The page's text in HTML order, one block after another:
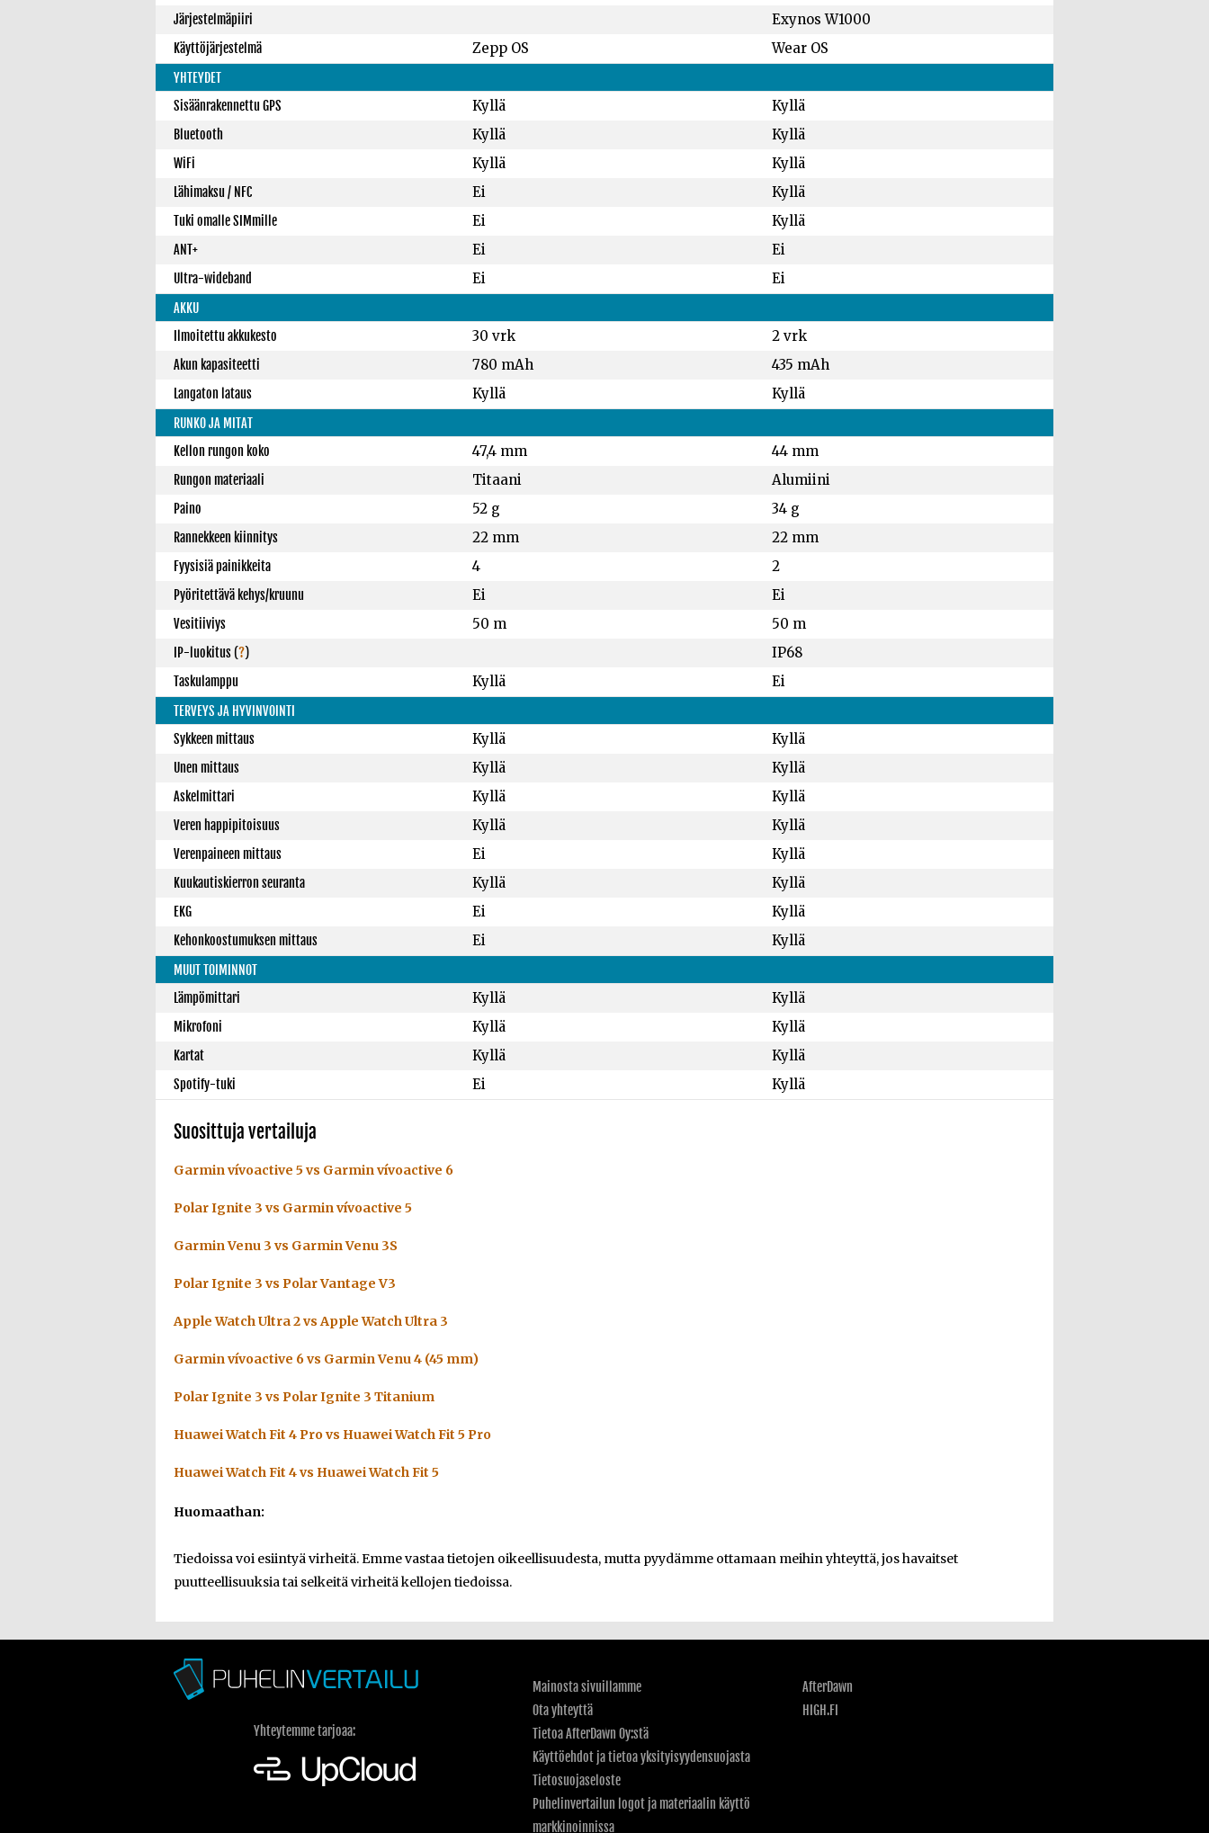
Järjestelmäpiiri Exynos W1000
Käyttöjärjestelmä Zepp OS Wear OS
YHTEYDET
Sisäänrakennettu GPS
Kyllä Kyllä
Bluetooth Kyllä Kyllä
WiFi Kyllä Kyllä
Lähimaksu / NFC Ei Kyllä
Tuki omalle SIMmille Ei Kyllä
ANT+ Ei Ei
Ultra-wideband Ei Ei
AKKU
Ilmoitettu akkukesto
30 vrk 2 vrk
Akun kapasiteetti 780 mAh 435 mAh
Langaton lataus Kyllä Kyllä
RUNKO JA MITAT
Kellon rungon koko
47,4 mm 44 mm
Rungon materiaali Titaani Alumiini
Paino 52 g 34 g
Rannekkeen kiinnitys 22 mm 22 mm
Fyysisiä painikkeita 4 2
Pyöritettävä kehys/kruunu Ei Ei
Vesitiiviys 50 m 50 m
IP-luokitus(?) IP68
Taskulamppu Kyllä Ei
TERVEYS JA HYVINVOINTI
Sykkeen mittaus
Kyllä Kyllä
Unen mittaus Kyllä Kyllä
Askelmittari Kyllä Kyllä
Veren happipitoisuus Kyllä Kyllä
Verenpaineen mittaus Ei Kyllä
Kuukautiskierron seuranta Kyllä Kyllä
EKG Ei Kyllä
Kehonkoostumuksen mittaus Ei Kyllä
MUUT TOIMINNOT
Lämpömittari
Kyllä Kyllä
Mikrofoni Kyllä Kyllä
Kartat Kyllä Kyllä
Spotify-tuki Ei Kyllä
Suosittuja vertailuja
Garmin vívoactive 5 vs Garmin vívoactive 6
Polar Ignite 3 vs Garmin vívoactive 5
Garmin Venu 3 vs Garmin Venu 3S
Polar Ignite 3 vs Polar Vantage V3
Apple Watch Ultra 2 vs Apple Watch Ultra 3
Garmin vívoactive 6 vs Garmin Venu 4 (45 mm)
Polar Ignite 3 vs Polar Ignite 3 Titanium
Huawei Watch Fit 4 Pro vs Huawei Watch Fit 5 Pro
Huawei Watch Fit 4 vs Huawei Watch Fit 5
Huomaathan:
Tiedoissa voi esiintyä virheitä. Emme vastaa tietojen oikeellisuudesta, mutta pyydämme ottamaan meihin yhteyttä, jos havaitset
puutteellisuuksia tai selkeitä virheitä kellojen tiedoissa.
Yhteytemme tarjoaa:
Mainosta sivuillamme
Ota yhteyttä
Tietoa AfterDawn Oy:stä
Käyttöehdot ja tietoa yksityisyydensuojasta
Tietosuojaseloste
Puhelinvertailun logot ja materiaalin käyttö
markkinoinnissa
AfterDawn
HIGH.FI